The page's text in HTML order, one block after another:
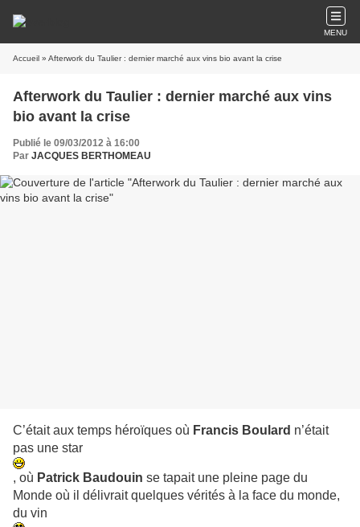
MENU
Accueil » Afterwork du Taulier : dernier marché aux vins bio avant la crise
Afterwork du Taulier : dernier marché aux vins
bio avant la crise
Publié le 09/03/2012 à 16:00
Par JACQUES BERTHOMEAU
C’était aux temps héroïques où Francis Boulard n’était
pas une star
, où Patrick Baudouin se tapait une pleine page du
Monde où il délivrait quelques vérités à la face du monde,
du vin